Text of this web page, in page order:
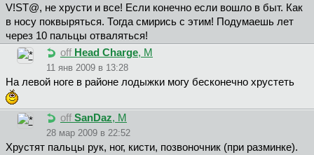
V!ST@, не хрусти и все! Если конечно если вошло в быт. Как
в носу поквыряться. Тогда смирись с этим! Подумаешь лет
через 10 пальцы отваляться!
off Head Charge, М
11 янв 2009 в 13:28
На левой ноге в районе лодыжки могу бесконечно хрустеть
off SanDaz, М
28 мар 2009 в 22:52
Хрустят пальцы рук, ног, кисти, позвоночник (при разминке).